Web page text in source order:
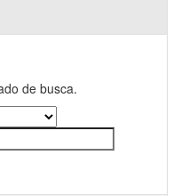
de busca.